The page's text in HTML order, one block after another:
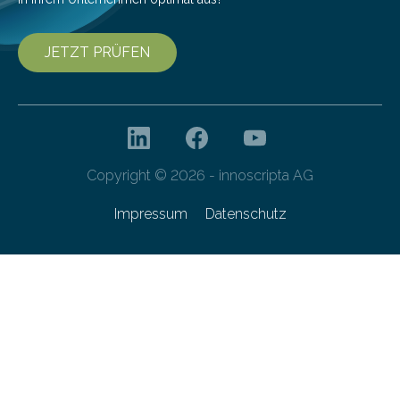
JETZT PRÜFEN
Copyright © 2026 - innoscripta AG
Impressum Datenschutz